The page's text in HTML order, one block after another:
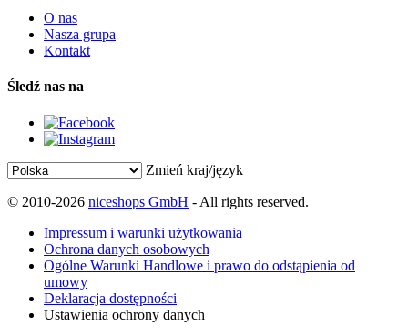
O nas
Nasza grupa
Kontakt
Śledź nas na
Zmień kraj/język
© 2010-2026 niceshops GmbH - All rights reserved.
Impressum i warunki użytkowania
Ochrona danych osobowych
Ogólne Warunki Handlowe i prawo do odstąpienia od
umowy
Deklaracja dostępności
Ustawienia ochrony danych